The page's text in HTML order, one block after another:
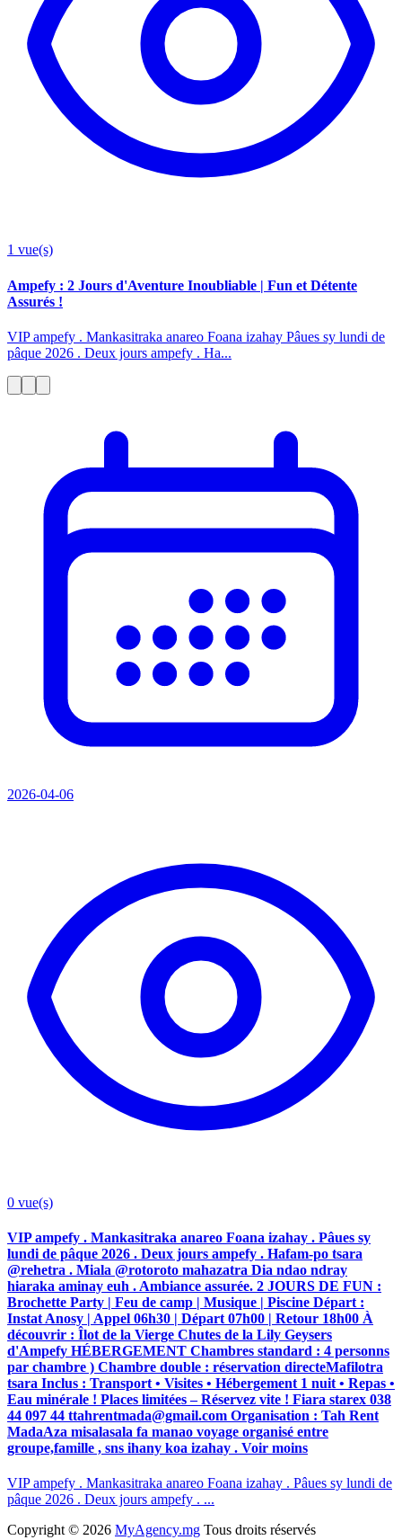
1 vue(s)
Ampefy : 2 Jours d'Aventure Inoubliable | Fun et Détente
Assurés !
VIP ampefy . Mankasitraka anareo Foana izahay Pâues sy lundi de
pâque 2026 . Deux jours ampefy . Ha...
2026-04-06
0 vue(s)
VIP ampefy . Mankasitraka anareo Foana izahay . Pâues sy
lundi de pâque 2026 . Deux jours ampefy . Hafam-po tsara
@rehetra . Miala @rotoroto mahazatra Dia ndao ndray
hiaraka aminay euh . Ambiance assurée. 2 JOURS DE FUN :
Brochette Party | Feu de camp | Musique | Piscine Départ :
Instat Anosy | Appel 06h30 | Départ 07h00 | Retour 18h00 À
découvrir : Îlot de la Vierge Chutes de la Lily Geysers
d'Ampefy HÉBERGEMENT Chambres standard : 4 personns
par chambre ) Chambre double : réservation directeMafilotra
tsara Inclus : Transport • Visites • Hébergement 1 nuit • Repas •
Eau minérale ! Places limitées – Réservez vite ! Fiara starex 038
44 097 44 ttahrentmada@gmail.com Organisation : Tah Rent
MadaAza misalasala fa manao voyage organisé entre
groupe,famille , sns ihany koa izahay . Voir moins
VIP ampefy . Mankasitraka anareo Foana izahay . Pâues sy lundi de
pâque 2026 . Deux jours ampefy . ...
Copyright © 2026 MyAgency.mg Tous droits réservés